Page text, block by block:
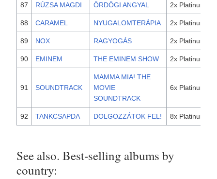
87 RÚZSA MAGDI ÖRDÖGI ANGYAL 2x Platinum
88 CARAMEL NYUGALOMTERÁPIA 2x Platinum
89 NOX RAGYOGÁS 2x Platinum
90 EMINEM THE EMINEM SHOW 2x Platinum
91 SOUNDTRACK
MAMMA MIA! THE
MOVIE
SOUNDTRACK
6x Platinum
92 TANKCSAPDA DOLGOZZÁTOK FEL! 8x Platinum
See also. Best-selling albums by
country: